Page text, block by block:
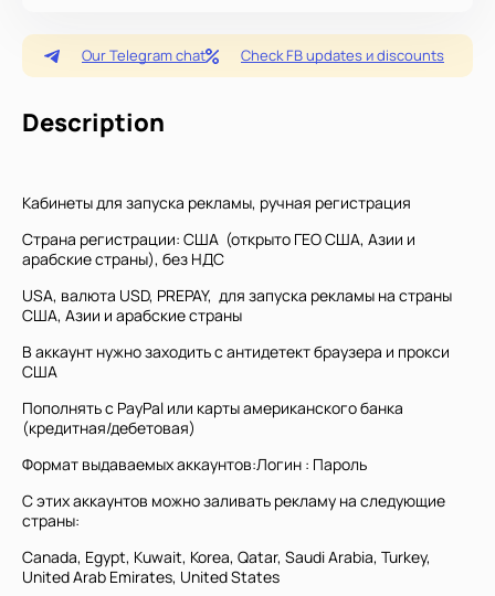
Our Telegram chat Check FB updates и discounts
Description
Кабинеты для запуска рекламы, ручная регистрация
Страна регистрации: США (открыто ГЕО США, Азии и
арабские страны), без НДС
USA, валюта USD, PREPAY, для запуска рекламы на страны
США, Азии и арабские страны
В аккаунт нужно заходить с антидетект браузера и прокси
США
Пополнять с PayPal или карты американского банка
(кредитная/дебетовая)
Формат выдаваемых аккаунтов:Логин : Пароль
С этих аккаунтов можно заливать рекламу на следующие
страны:
Canada, Egypt, Kuwait, Korea, Qatar, Saudi Arabia, Turkey,
United Arab Emirates, United States
Count goods in basket
Count
Price without discount